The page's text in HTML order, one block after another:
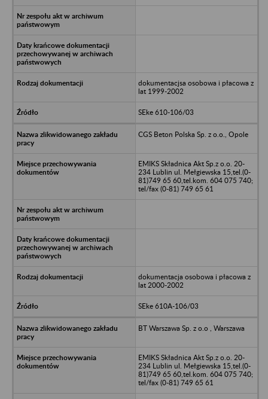
dokumentacjsa osobowa i płacowa z
lat 1999-2002
SEke 610-106/03
CGS Beton Polska Sp. z o.o., Opole
EMIKS Składnica Akt Sp.z o.o. 20-
234 Lublin ul. Mełgiewska 15,tel.(0-
81)749 65 60,tel.kom. 604 075 740;
tel/fax (0-81) 749 65 61
dokumentacja osobowa i płacowa z
lat 2000-2002
SEke 610A-106/03
BT Warszawa Sp. z o.o , Warszawa
EMIKS Składnica Akt Sp.z o.o. 20-
234 Lublin ul. Mełgiewska 15,tel.(0-
81)749 65 60,tel.kom. 604 075 740;
tel/fax (0-81) 749 65 61